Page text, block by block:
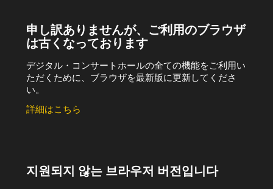
申し訳ありませんが、ご利用のブラウザ
は古くなっております
デジタル・コンサートホールの全ての機能をご利用い
ただくために、ブラウザを最新版に更新してくださ
い。
詳細はこちら
지원되지 않는 브라우저 버전입니다